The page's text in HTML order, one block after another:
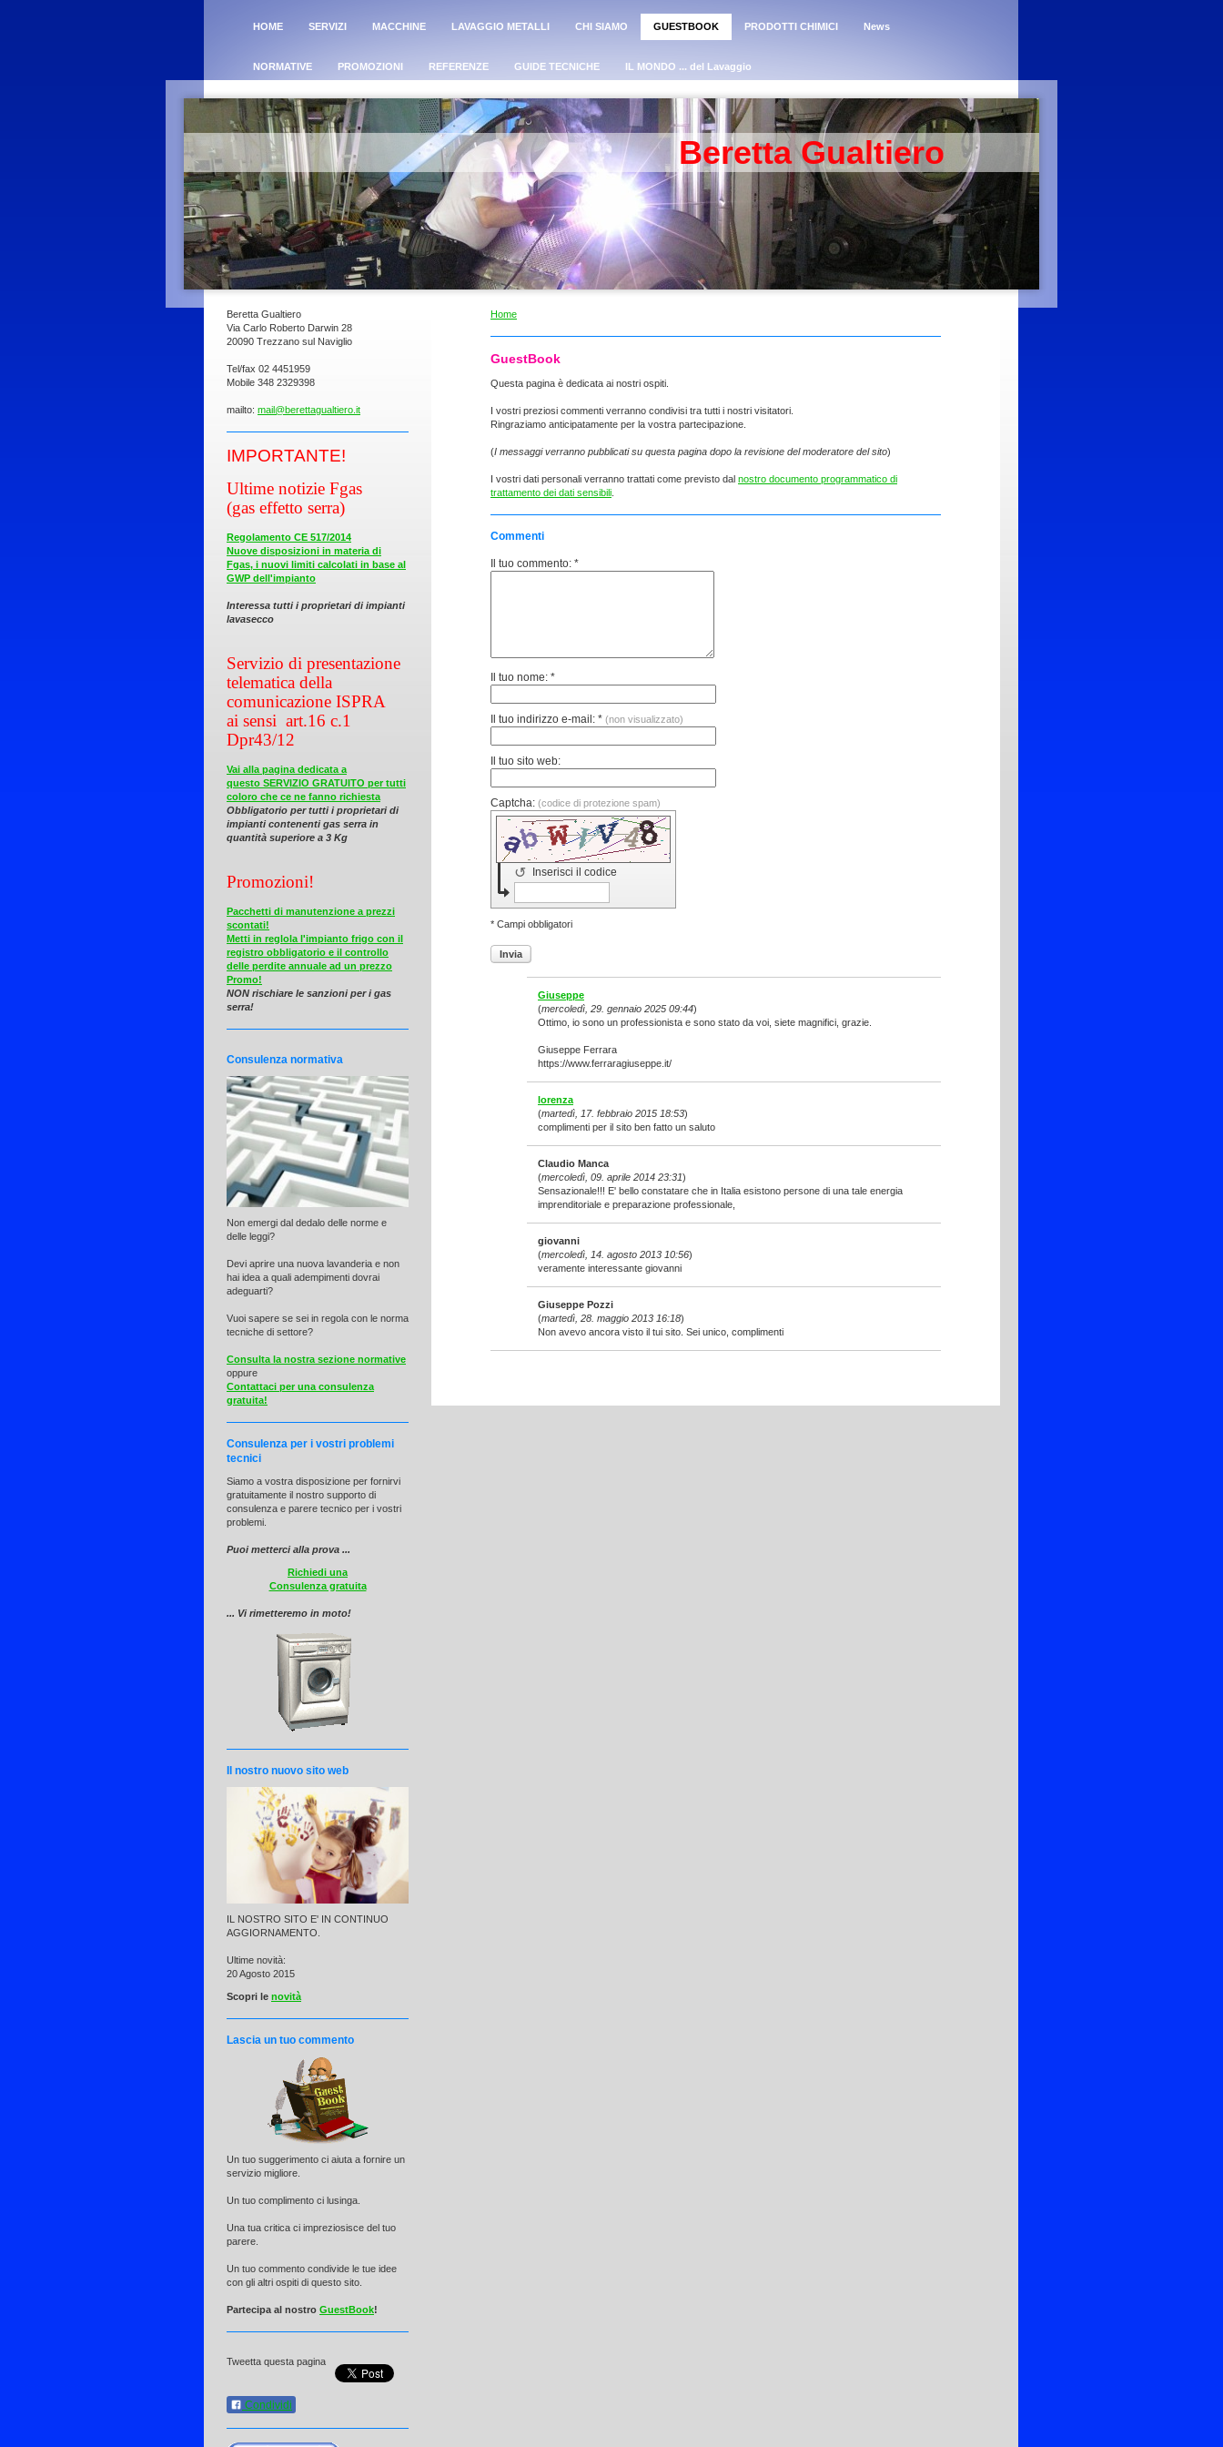
HOME SERVIZI MACCHINE LAVAGGIO METALLI CHI SIAMO GUESTBOOK PRODOTTI CHIMICI News
NORMATIVE PROMOZIONI REFERENZE GUIDE TECNICHE IL MONDO ... del Lavaggio
Beretta Gualtiero
Beretta Gualtiero
Via Carlo Roberto Darwin 28
20090 Trezzano sul Naviglio
Tel/fax 02 4451959
Mobile 348 2329398
mailto: mail@berettagualtiero.it
IMPORTANTE!
Ultime notizie Fgas
(gas effetto serra)
Regolamento CE 517/2014
Nuove disposizioni in materia di
Fgas, i nuovi limiti calcolati in base al
GWP dell'impianto
Interessa tutti i proprietari di impianti
lavasecco
Servizio di presentazione
telematica della
comunicazione ISPRA
ai sensi art.16 c.1
Dpr43/12
Vai alla pagina dedicata a
questo SERVIZIO GRATUITO per tutti
coloro che ce ne fanno richiesta
Obbligatorio per tutti i proprietari di
impianti contenenti gas serra in
quantità superiore a 3 Kg
Promozioni!
Pacchetti di manutenzione a prezzi
scontati!
Metti in reglola l'impianto frigo con il
registro obbligatorio e il controllo
delle perdite annuale ad un prezzo
Promo!
NON rischiare le sanzioni per i gas
serra!
Consulenza normativa
Non emergi dal dedalo delle norme e
delle leggi?
Devi aprire una nuova lavanderia e non
hai idea a quali adempimenti dovrai
adeguarti?
Vuoi sapere se sei in regola con le norma
tecniche di settore?
Consulta la nostra sezione normative
oppure
Contattaci per una consulenza
gratuita!
Consulenza per i vostri problemi
tecnici
Siamo a vostra disposizione per fornirvi
gratuitamente il nostro supporto di
consulenza e parere tecnico per i vostri
problemi.
Puoi metterci alla prova ...
Richiedi una
Consulenza gratuita
... Vi rimetteremo in moto!
Il nostro nuovo sito web
IL NOSTRO SITO E' IN CONTINUO
AGGIORNAMENTO.
Ultime novità:
20 Agosto 2015
Scopri le novità
Lascia un tuo commento
Un tuo suggerimento ci aiuta a fornire un
servizio migliore.
Un tuo complimento ci lusinga.
Una tua critica ci impreziosisce del tuo
parere.
Un tuo commento condivide le tue idee
con gli altri ospiti di questo sito.
Partecipa al nostro GuestBook!
Tweetta questa pagina
Condividi
Home
GuestBook
Questa pagina è dedicata ai nostri ospiti.
I vostri preziosi commenti verranno condivisi tra tutti i nostri visitatori.
Ringraziamo anticipatamente per la vostra partecipazione.
(I messaggi verranno pubblicati su questa pagina dopo la revisione del moderatore del sito)
I vostri dati personali verranno trattati come previsto dal nostro documento programmatico di
trattamento dei dati sensibili
Commenti
Il tuo commento: *
Il tuo nome: *
Il tuo indirizzo e-mail: * (non visualizzato)
Il tuo sito web:
Captcha: (codice di protezione spam)
Inserisci il codice
↺
* Campi obbligatori
Invia
Giuseppe
(mercoledì, 29. gennaio 2025 09:44)
Ottimo, io sono un professionista e sono stato da voi, siete magnifici, grazie.
Giuseppe Ferrara
https://www.ferraragiuseppe.it/
lorenza
(martedì, 17. febbraio 2015 18:53)
complimenti per il sito ben fatto un saluto
Claudio Manca
(mercoledì, 09. aprile 2014 23:31)
Sensazionale!!! E' bello constatare che in Italia esistono persone di una tale energia
imprenditoriale e preparazione professionale,
giovanni
(mercoledì, 14. agosto 2013 10:56)
veramente interessante giovanni
Giuseppe Pozzi
(martedì, 28. maggio 2013 16:18)
Non avevo ancora visto il tui sito. Sei unico, complimenti